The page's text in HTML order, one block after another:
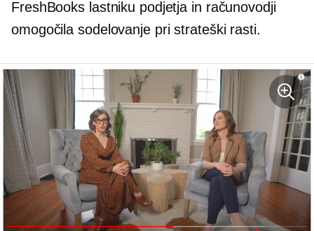
FreshBooks lastniku podjetja in računovodji
omogočila sodelovanje pri strateški rasti.